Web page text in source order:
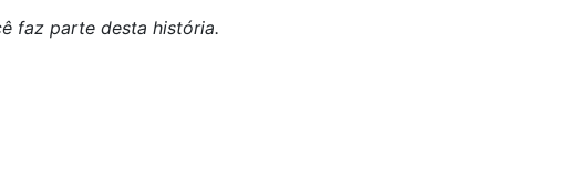
faz parte desta história.